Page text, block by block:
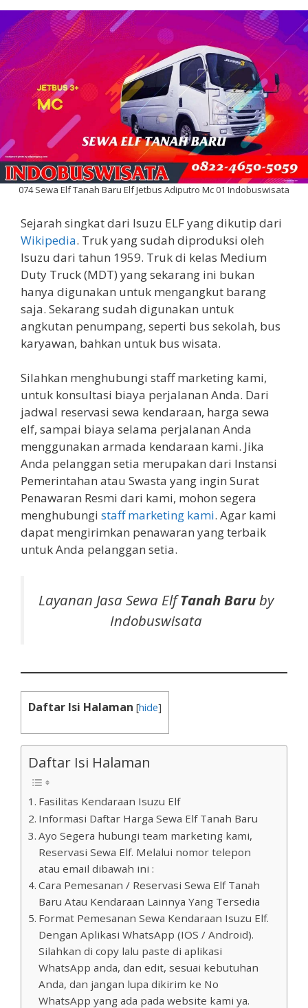
074 Sewa Elf Tanah Baru Elf Jetbus Adiputro Mc 01 Indobuswisata
Sejarah singkat dari Isuzu ELF yang dikutip dari
Wikipedia. Truk yang sudah diproduksi oleh
Isuzu dari tahun 1959. Truk di kelas Medium
Duty Truck (MDT) yang sekarang ini bukan
hanya digunakan untuk mengangkut barang
saja. Sekarang sudah digunakan untuk
angkutan penumpang, seperti bus sekolah, bus
karyawan, bahkan untuk bus wisata.
Silahkan menghubungi staff marketing kami,
untuk konsultasi biaya perjalanan Anda. Dari
jadwal reservasi sewa kendaraan, harga sewa
elf, sampai biaya selama perjalanan Anda
menggunakan armada kendaraan kami. Jika
Anda pelanggan setia merupakan dari Instansi
Pemerintahan atau Swasta yang ingin Surat
Penawaran Resmi dari kami, mohon segera
menghubungi staff marketing kami. Agar kami
dapat mengirimkan penawaran yang terbaik
untuk Anda pelanggan setia.
Layanan Jasa Sewa ElfTanah Baruby
Indobuswisata
Daftar Isi Halaman [hide]
Daftar Isi Halaman
Fasilitas Kendaraan Isuzu Elf
Informasi Daftar Harga Sewa Elf Tanah Baru
Ayo Segera hubungi team marketing kami,
Reservasi Sewa Elf. Melalui nomor telepon
atau email dibawah ini :
Cara Pemesanan / Reservasi Sewa Elf Tanah
Baru Atau Kendaraan Lainnya Yang Tersedia
Format Pemesanan Sewa Kendaraan Isuzu Elf.
Dengan Aplikasi WhatsApp (IOS / Android).
Silahkan di copy lalu paste di aplikasi
WhatsApp anda, dan edit, sesuai kebutuhan
Anda, dan jangan lupa dikirim ke No
WhatsApp yang ada pada website kami ya.